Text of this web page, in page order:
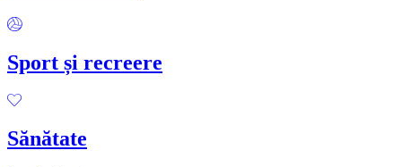
Sport și recreere
Sănătate